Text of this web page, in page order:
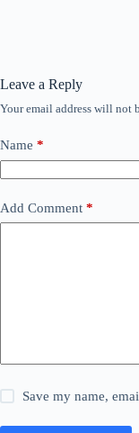
Leave a Reply
Your email address will not
Name *
Add Comment *
Save my name,